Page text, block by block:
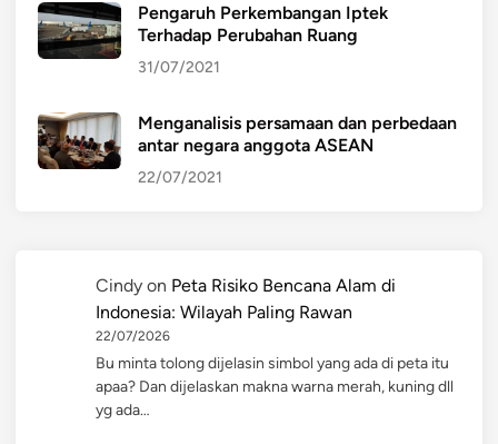
Pengaruh Perkembangan Iptek
Terhadap Perubahan Ruang
31/07/2021
Menganalisis persamaan dan perbedaan
antar negara anggota ASEAN
22/07/2021
Cindy on Peta Risiko Bencana Alam di
Indonesia: Wilayah Paling Rawan
22/07/2026
Bu minta tolong dijelasin simbol yang ada di peta itu
apaa? Dan dijelaskan makna warna merah, kuning dll
yg ada…